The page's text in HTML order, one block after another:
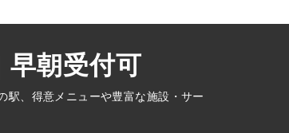
早朝受付可
駅、得意メニューや豊富な施設・サー